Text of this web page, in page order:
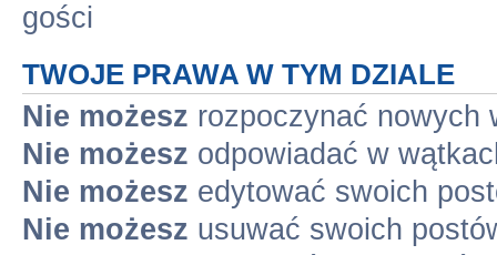
gości
TWOJE PRAWA W TYM DZIALE
Nie możesz rozpoczynać nowych
Nie możesz odpowiadać w
Nie możesz edytować swoich
Nie możesz usuwać swoich